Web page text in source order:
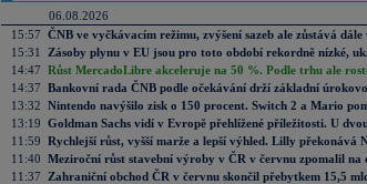
06.08.2026
15:57 ČNB ve vyčkávacím režimu, zvýšení sazeb ale zůstává dále
15:31
Zásoby plynu v EU jsou pro toto období rekordně nízké,
14:47 Růst MercadoLibre akceleruje na 50 %. Podle trhu ale
14:37 Bankovní rada ČNB podle očekávání drží základní
13:32 Nintendo navýšilo zisk o 150 procent. Switch 2 a Mario
13:19 Goldman Sachs vidí v Evropě přehlížené příležitosti. U
11:59 Rychlejší růst, vyšší marže a lepší výhled. Lilly překonává
11:40 Meziroční růst stavební výroby v ČR v červnu zpomalil na
11:37
Zahraniční obchod ČR v červnu skončil přebytkem 15,5